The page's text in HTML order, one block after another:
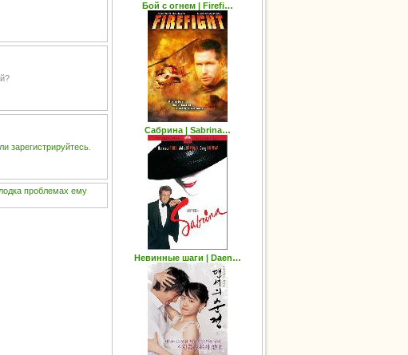
зарегистрируйтесь.
лодка проблемах ему
Бой с огнем | Firefi…
Сабрина | Sabrina…
Невинные шаги | Daen…